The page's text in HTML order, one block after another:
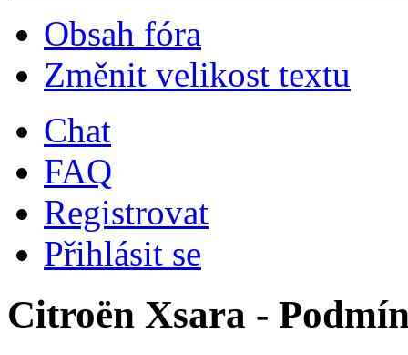
Obsah fóra
Změnit velikost textu
Chat
FAQ
Registrovat
Přihlásit se
Citroën Xsara -